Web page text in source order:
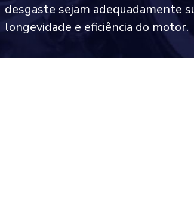
desgaste sejam adequadamente
longevidade e eficiência do motor.